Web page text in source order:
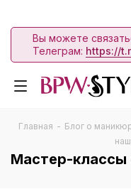
Вы можете
Телеграм: https://
Главная - Блог о
Мастер-